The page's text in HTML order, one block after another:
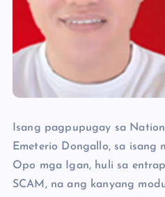
Isang pagpupugay sa
Emeterio Dongallo, sa isang
Opo mga Igan, huli sa
SCAM, na ang kanyang